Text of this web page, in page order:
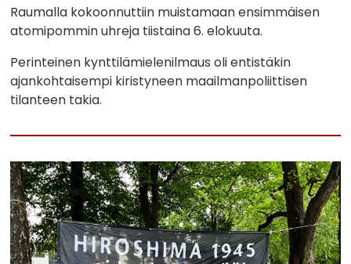
Raumalla kokoonnuttiin muistamaan ensimmäisen
atomipommin uhreja tiistaina 6. elokuuta.
Perinteinen kynttilämielenilmaus oli entistäkin
ajankohtaisempi kiristyneen maailmanpoliittisen
tilanteen takia.